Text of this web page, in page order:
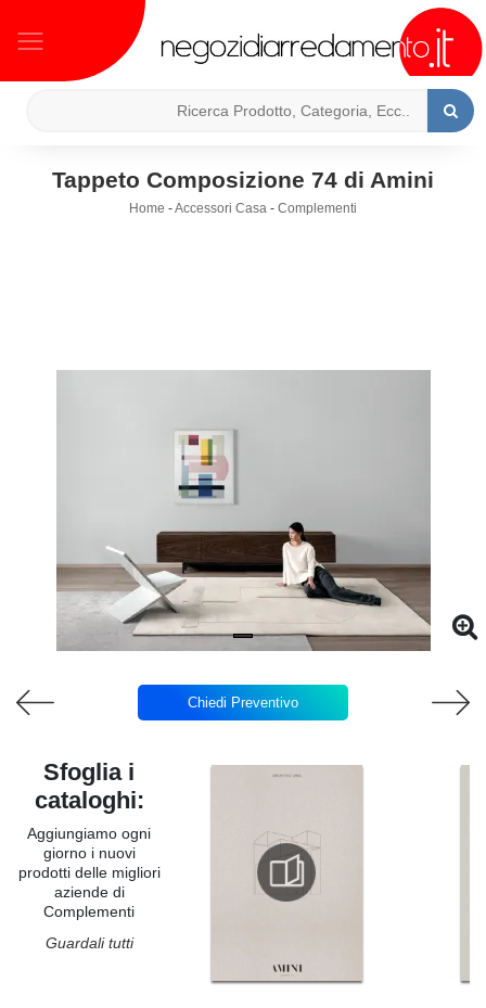
Tappeto Composizione 74 di Amini
Home -Accessori Casa - Complementi
Chiedi Preventivo
Sfoglia i
cataloghi:
Aggiungiamo ogni
giorno i nuovi
prodotti delle migliori
aziende di
Complementi
Guardali tutti